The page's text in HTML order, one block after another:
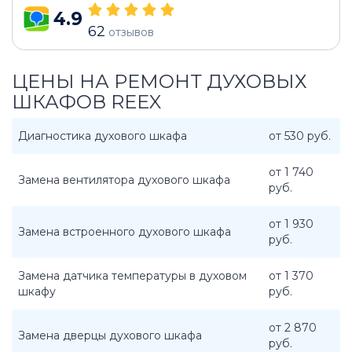
4.9
62 отзывов
ЦЕНЫ НА РЕМОНТ ДУХОВЫХ
ШКАФОВ REEX
Диагностика духового шкафа от 530 руб.
Замена вентилятора духового шкафа
от 1 740
руб.
Замена встроенного духового шкафа
от 1 930
руб.
Замена датчика температуры в духовом
шкафу
от 1 370
руб.
Замена дверцы духового шкафа
от 2 870
руб.